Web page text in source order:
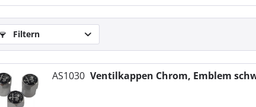
Filtern
AS1030 Ventilkappen Chrom, Emblem